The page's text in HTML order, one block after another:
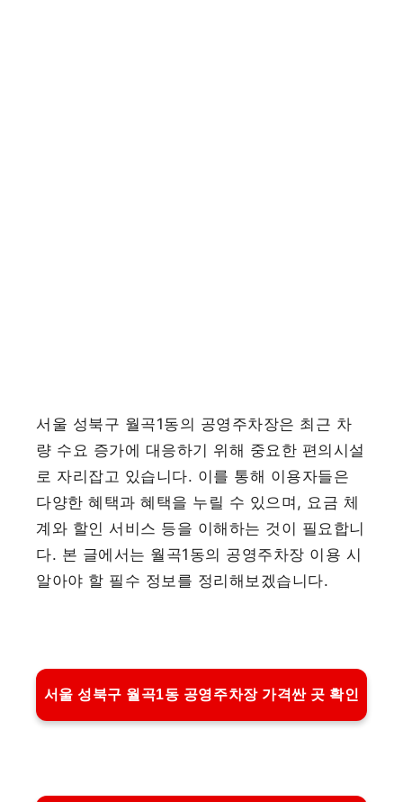
서울 성북구 월곡1동의 공영주차장은 최근 차
량 수요 증가에 대응하기 위해 중요한 편의시설
로 자리잡고 있습니다. 이를 통해 이용자들은
다양한 혜택과 혜택을 누릴 수 있으며, 요금 체
계와 할인 서비스 등을 이해하는 것이 필요합니
다. 본 글에서는 월곡1동의 공영주차장 이용 시
알아야 할 필수 정보를 정리해보겠습니다.
서울 성북구 월곡1동 공영주차장 가격싼 곳 확인